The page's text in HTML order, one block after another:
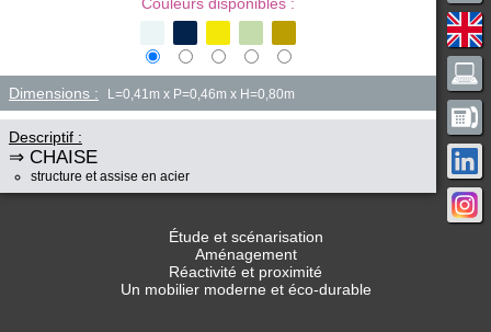
Dimensions : L=0,41m x P=0,46m x H=0,80m
Descriptif :
⇒ CHAISE
structure et assise en acier
Étude et scénarisation
Aménagement
Réactivité et proximité
Un mobilier moderne et éco-durable